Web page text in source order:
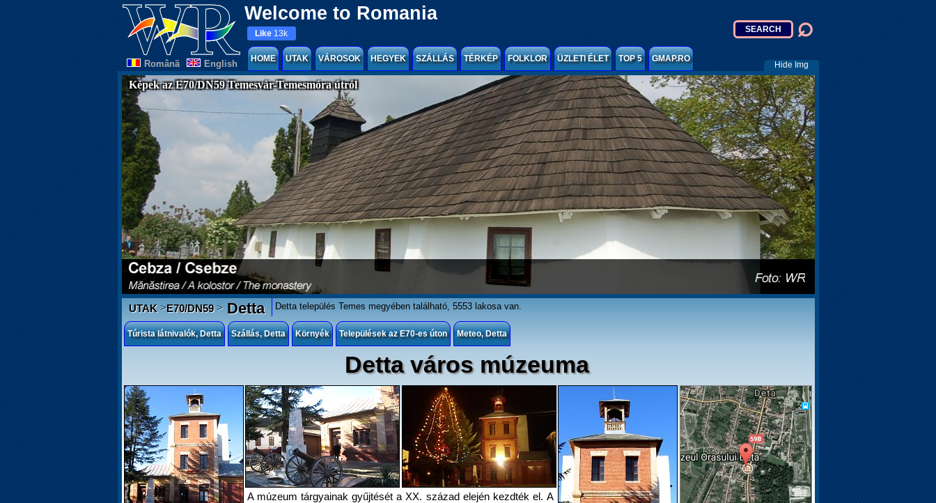
Welcome to Romania
Românã English
Like 13k
HOME UTAK VÁROSOK HEGYEK SZÁLLÁS TÉRKÉP FOLKLOR ÜZLETI ÉLET TOP 5 GMAP.RO
Hide Img
Képek az E70/DN59 Temesvár-Temesmóra útról
UTAK>E70/DN59>Detta Detta település Temes megyében található, 5553 lakosa van.
Túrista látnivalók, Detta Szállás, Detta Környék Települések az E70-es úton Meteo, Detta
Detta város múzeuma
A múzeum tárgyainak gyűjtését a XX. század elején kezdték el. A